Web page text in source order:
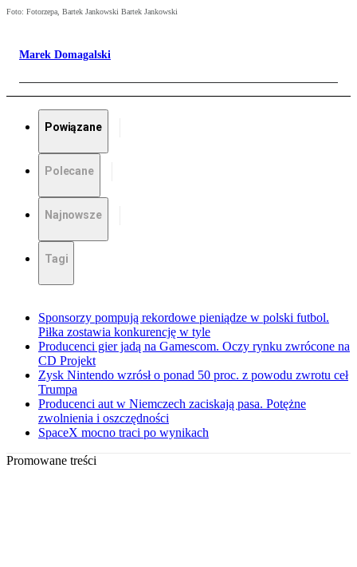
Foto: Fotorzepa, Bartek Jankowski Bartek Jankowski
Marek Domagalski
Powiązane
Polecane
Najnowsze
Tagi
Sponsorzy pompują rekordowe pieniądze w polski futbol.
Piłka zostawia konkurencję w tyle
Producenci gier jadą na Gamescom. Oczy rynku zwrócone na
CD Projekt
Zysk Nintendo wzrósł o ponad 50 proc. z powodu zwrotu ceł
Trumpa
Producenci aut w Niemczech zaciskają pasa. Potężne
zwolnienia i oszczędności
SpaceX mocno traci po wynikach
Promowane treści